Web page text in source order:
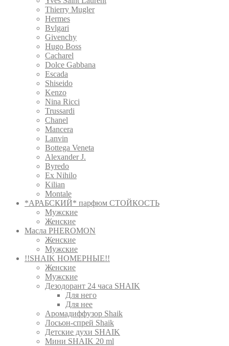
Thierry Mugler
Hermes
Bvlgari
Givenchy
Hugo Boss
Cacharel
Dolce Gabbana
Escada
Shiseido
Kenzo
Nina Ricci
Trussardi
Chanel
Mancera
Lanvin
Bottega Veneta
Alexander J.
Byredo
Ex Nihilo
Kilian
Montale
*АРАБСКИЙ* парфюм СТОЙКОСТЬ
Мужские
Женские
Масла PHEROMON
Женские
Мужские
!!SHAIK НОМЕРНЫЕ!!
Женские
Мужские
Дезодорант 24 часа SHAIK
Для него
Для нее
Аромадиффузор Shaik
Лосьон-спрей Shaik
Детские духи SHAIK
Мини SHAIK 20 ml